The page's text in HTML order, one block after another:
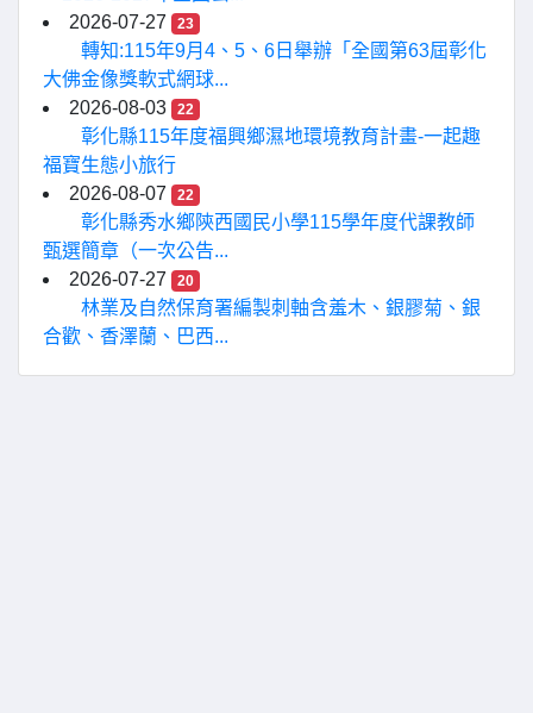
2026-07-27
23
轉知:115年9月4、5、6日舉辦「全國第63屆彰化
大佛金像獎軟式網球...
2026-08-03
22
彰化縣115年度福興鄉濕地環境教育計畫-一起趣
福寶生態小旅行
2026-08-07
22
彰化縣秀水鄉陝西國民小學115學年度代課教師
甄選簡章（一次公告...
2026-07-27
20
林業及自然保育署編製刺軸含羞木、銀膠菊、銀
合歡、香澤蘭、巴西...